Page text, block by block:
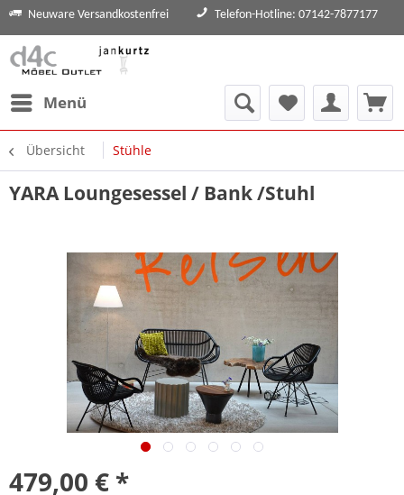
Neuware Versandkostenfrei Telefon-Hotline: 07142-7877177
Menü
Übersicht Stühle
YARA Loungesessel / Bank /Stuhl
479,00 € *